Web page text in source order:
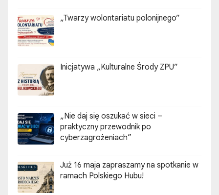
„Twarzy wolontariatu polonijnego”
Inicjatywa „Kulturalne Środy ZPU”
„Nie daj się oszukać w sieci –
praktyczny przewodnik po
cyberzagrożeniach”
Już 16 maja zapraszamy na spotkanie w
ramach Polskiego Hubu!